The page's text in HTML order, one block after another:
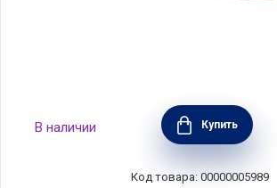
Набор рамекинов №8 8см, 2 шт,
Emile Henry, 344008
В наличии Купить
Код товара: 00000005989